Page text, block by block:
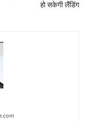
हो सकेगी लैंडिंग